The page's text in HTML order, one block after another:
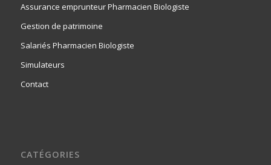
Assurance emprunteur Pharmacien Biologiste
Gestion de patrimoine
Salariés Pharmacien Biologiste
Simulateurs
Contact
CATÉGORIES